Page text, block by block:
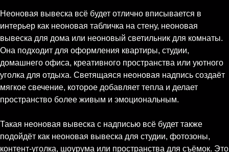
Неоновая вывеска всё будет отлично вписывается в
интерьер как неоновая табличка на стену, неоновая
вывеска для дома или неоновый светильник для комнаты.
Она подходит для оформления квартиры, студии,
домашнего офиса, креативного пространства или уютного
уголка для отдыха. Светящаяся неоновая надпись создаёт
мягкое свечение, которое добавляет тепла и делает
пространство более живым и эмоциональным.
Такая неоновая вывеска с надписью всё будет также
подойдёт как неоновая вывеска для студии, фотозоны,
контент-уголка, шоурума или пространства для съёмок. Это